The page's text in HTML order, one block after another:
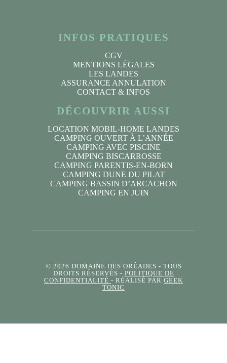
INFOS PRATIQUES
CGV
MENTIONS LÉGALES
LES LANDES
ASSURANCE ANNULATION
CONTACT & INFOS
DÉCOUVRIR AUSSI
LOCATION MOBIL-HOME LANDES
CAMPING OUVERT À L’ANNÉE
CAMPING AVEC PISCINE
CAMPING BISCARROSSE
CAMPING PARENTIS-EN-BORN
CAMPING DUNE DU PILAT
CAMPING BASSIN D’ARCACHON
CAMPING EN JUIN
© 2026 DOMAINE DES ORÉADES - TOUS
DROITS RÉSERVÉS - POLITIQUE DE
CONFIDENTIALITÉ - RÉALISÉ PAR GEEK
TONIC